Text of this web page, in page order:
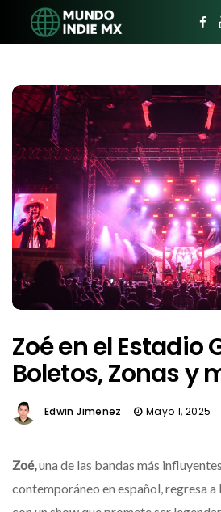
Zoé en el Estadio
Boletos, Zonas y
Edwin Jimenez Mayo 1, 2025
Zoé,una de las bandas más
contemporáneo en español, regresa